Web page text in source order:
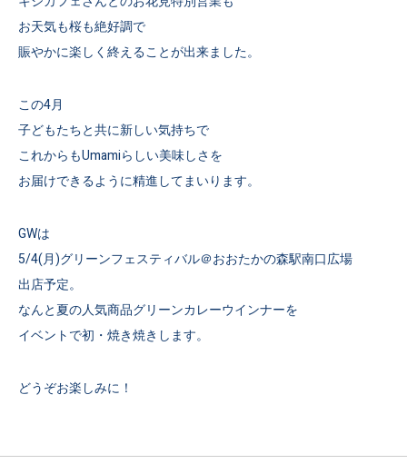
お天気も桜も絶好調で
賑やかに楽しく終えることが出来ました。
この4月
子どもたちと共に新しい気持ちで
これからもUmamiらしい美味しさを
お届けできるように精進してまいります。
GWは
5/4(月)グリーンフェスティバル＠おおたかの森駅南口広場
出店予定。
なんと夏の人気商品グリーンカレーウインナーを
イベントで初・焼き焼きします。
どうぞお楽しみに！